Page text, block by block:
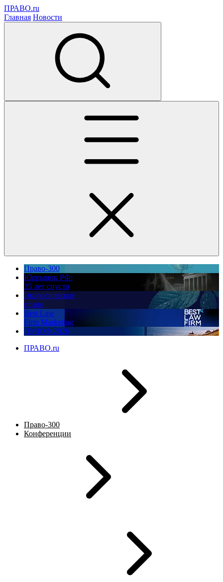
ПРАВО.ru
Главная Новости
Право-300
Юррынок РФ:
35 лет спустя
Экологическое
право
Best Law
Firm Marketing
ПМЮФ 2026
ПРАВО.ru
Право-300
Конференции